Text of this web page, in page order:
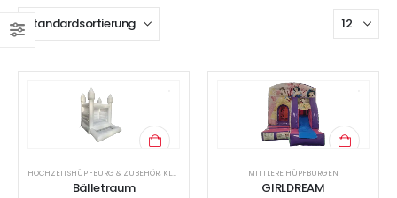
HOCHZEITSHÜPFBURG & ZUBEHÖR, KLEINE HÜPFBURGEN
Bälletraum
MITTLERE HÜPFBURGEN
GIRLDREAM